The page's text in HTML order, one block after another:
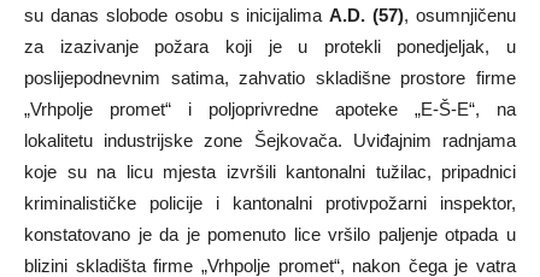
su danas slobode osobu s inicijalimaA.D. (57), osumnjičenu
za izazivanje požara koji je u protekli ponedjeljak, u
poslijepodnevnim satima, zahvatio skladišne prostore firme
„Vrhpolje promet“ i poljoprivredne apoteke „E-Š-E“, na
lokalitetu industrijske zone Šejkovača. Uviđajnim radnjama
koje su na licu mjesta izvršili kantonalni tužilac, pripadnici
kriminalističke policije i kantonalni protivpožarni inspektor,
konstatovano je da je pomenuto lice vršilo paljenje otpada u
blizini skladišta firme „Vrhpolje promet“, nakon čega je vatra